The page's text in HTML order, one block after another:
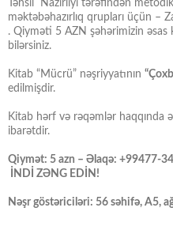
Təhsil Nazirliyi tərəfindən
məktəbəhazırlıq qrupları üçün –
. Qiyməti 5 AZN şəhərimizin əsas
bilərsiniz.
Kitab “Mücrü” nəşriyyatının
edilmişdir.
Kitab hərf və rəqəmlər haqqında
ibarətdir.
Qiymət: 5 azn – Əlaqə: +99477-
İNDİ ZƏNG EDİN!
Nəşr göstəriciləri: 56 səhifə, A5,